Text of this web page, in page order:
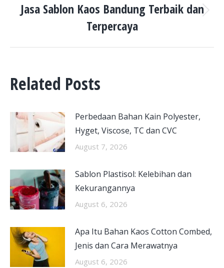
Next
post:
Jasa Sablon Kaos Bandung Terbaik dan
Terpercaya
Related Posts
Perbedaan Bahan Kain Polyester,
Hyget, Viscose, TC dan CVC
August 7, 2026
Sablon Plastisol: Kelebihan dan
Kekurangannya
August 6, 2026
Apa Itu Bahan Kaos Cotton Combed,
Jenis dan Cara Merawatnya
August 6, 2026